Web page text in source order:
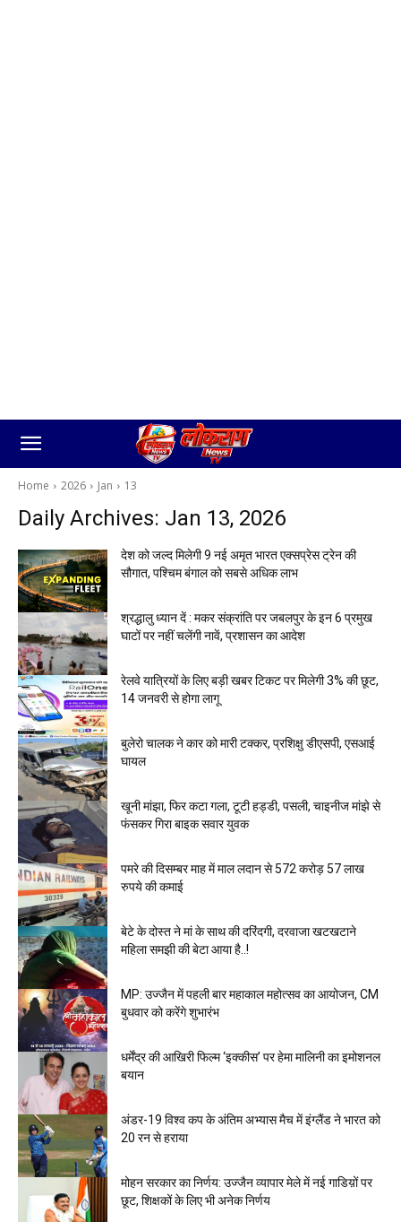
Home 2026 Jan 13
Daily Archives: Jan 13, 2026
देश को जल्द मिलेगी 9 नई अमृत भारत एक्सप्रेस ट्रेन की
सौगात, पश्चिम बंगाल को सबसे अधिक लाभ
श्रद्धालु ध्यान दें : मकर संक्रांति पर जबलपुर के इन 6 प्रमुख
घाटों पर नहीं चलेंगी नावें, प्रशासन का आदेश
रेलवे यात्रियों के लिए बड़ी खबर टिकट पर मिलेगी 3% की छूट,
14 जनवरी से होगा लागू
बुलेरो चालक ने कार को मारी टक्कर, प्रशिक्षु डीएसपी, एसआई
घायल
खूनी मांझा, फिर कटा गला, टूटी हड्डी, पसली, चाइनीज मांझे से
फंसकर गिरा बाइक सवार युवक
पमरे की दिसम्बर माह में माल लदान से 572 करोड़ 57 लाख
रुपये की कमाई
बेटे के दोस्त ने मां के साथ की दरिंदगी, दरवाजा खटखटाने
महिला समझी की बेटा आया है..!
MP: उज्जैन में पहली बार महाकाल महोत्सव का आयोजन, CM
बुधवार को करेंगे शुभारंभ
धर्मेंद्र की आखिरी फिल्म ‘इक्कीस’ पर हेमा मालिनी का इमोशनल
बयान
अंडर-19 विश्व कप के अंतिम अभ्यास मैच में इंग्लैंड ने भारत को
20 रन से हराया
मोहन सरकार का निर्णय: उज्जैन व्यापार मेले में नई गाडिय़ों पर
छूट, शिक्षकों के लिए भी अनेक निर्णय